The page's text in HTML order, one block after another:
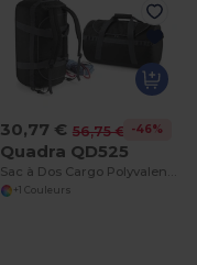
30,77 € 56,75 € -46%
Quadra QD525
+1 Couleurs